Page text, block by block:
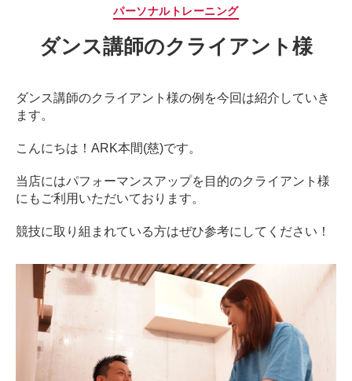
治
療
た
の
ア
ク
ン
カ
ゴ
パーソナルトレーニング
ダンス講師のクライアント様
ダンス講師のクライアント様の例を今回は紹介していき
ます。
こんにちは！ARK本間(慈)です。
当店にはパフォーマンスアップを目的のクライアント様
にもご利用いただいております。
競技に取り組まれている方はぜひ参考にしてください！